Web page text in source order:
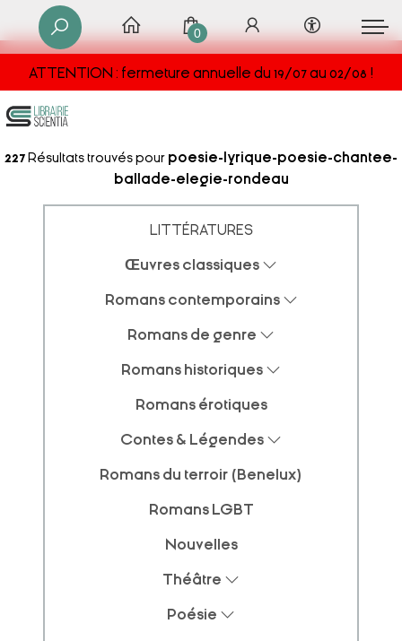
ATTENTION : fermeture annuelle du 19/07 au 02/08 !
0
227 Résultats trouvés pour poesie-lyrique-poesie-chantee-
ballade-elegie-rondeau
LITTÉRATURES
Œuvres classiques
Romans contemporains
Romans de genre
Romans historiques
Romans érotiques
Contes & Légendes
Romans du terroir (Benelux)
Romans LGBT
Nouvelles
Théâtre
Poésie